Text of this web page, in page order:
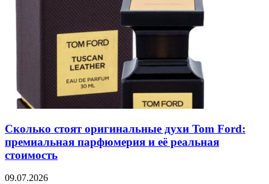
Сколько стоят оригинальные духи Tom Ford:
премиальная парфюмерия и её реальная
стоимость
09.07.2026